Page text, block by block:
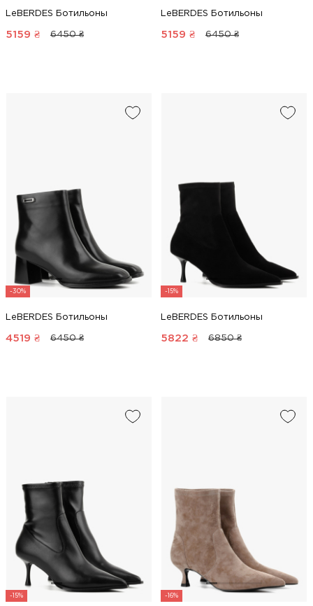
LeBERDES Ботильоны
5159 ₴ 6450 ₴
LeBERDES Ботильоны
5159 ₴ 6450 ₴
-30%
LeBERDES Ботильоны
4519 ₴ 6450 ₴
-15%
LeBERDES Ботильоны
5822 ₴ 6850 ₴
-15% -16%